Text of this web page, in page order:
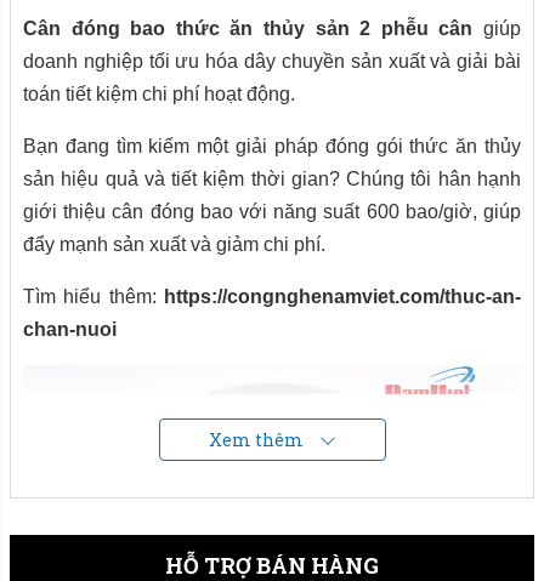
Cân đóng bao thức ăn thủy sản 2 phễu cân giúp
doanh nghiệp tối ưu hóa dây chuyền sản xuất và giải bài
toán tiết kiệm chi phí hoạt động.
Bạn đang tìm kiếm một giải pháp đóng gói thức ăn thủy
sản hiệu quả và tiết kiệm thời gian? Chúng tôi hân hạnh
giới thiệu cân đóng bao với năng suất 600 bao/giờ, giúp
đẩy mạnh sản xuất và giảm chi phí.
Tìm hiểu thêm: https://congnghenamviet.com/thuc-an-
chan-nuoi
Xem thêm
HỖ TRỢ BÁN HÀNG